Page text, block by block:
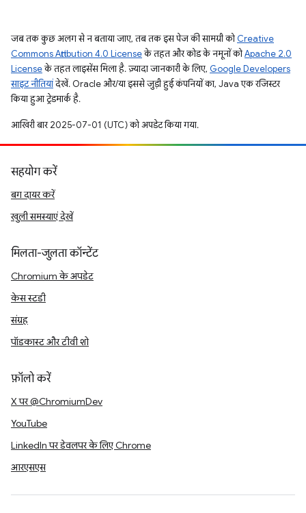
जब तक कुछ अलग से न बताया जाए, तब तक इस पेज की सामग्री कोCreative
Commons Attribution 4.0 Licenseके तहत और कोड के नमूनों कोApache 2.0
Licenseके तहत लाइसेंस मिला है. ज़्यादा जानकारी के लिए, Google Developers
साइट नीतियांदेखें. Oracle और/या इससे जुड़ी हुई कंपनियों का, Java एक रजिस्टर
किया हुआ ट्रेडमार्क है.
आखिरी बार 2025-07-01 (UTC) को अपडेट किया गया.
सहयोग करें
बग दायर करें
खुली समस्याएं देखें
मिलता-जुलता कॉन्टेंट
Chromium के अपडेट
केस स्टडी
संग्रह
पॉडकास्ट और टीवी शो
फ़ॉलो करें
X पर @ChromiumDev
YouTube
LinkedIn पर डेवलपर के लिए Chrome
आरएसएस